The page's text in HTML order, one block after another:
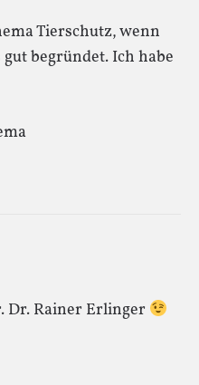
Tierschutz, wenn
begründet. Ich habe
Dr. Rainer Erlinger